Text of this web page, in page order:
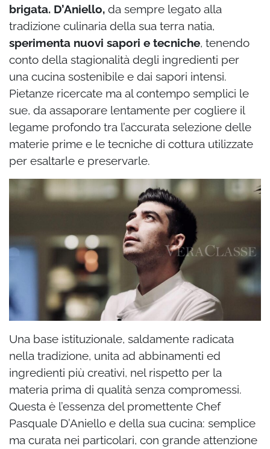
brigata. D’Aniello, da sempre legato alla
tradizione culinaria della sua terra natia,
sperimenta nuovi sapori e tecniche, tenendo
conto della stagionalità degli ingredienti per
una cucina sostenibile e dai sapori intensi.
Pietanze ricercate ma al contempo semplici le
sue, da assaporare lentamente per cogliere il
legame profondo tra l’accurata selezione delle
materie prime e le tecniche di cottura utilizzate
per esaltarle e preservarle.
Una base istituzionale, saldamente radicata
nella tradizione, unita ad abbinamenti ed
ingredienti più creativi, nel rispetto per la
materia prima di qualità senza compromessi.
Questa è l’essenza del promettente Chef
Pasquale D’Aniello e della sua cucina: semplice
ma curata nei particolari, con grande attenzione